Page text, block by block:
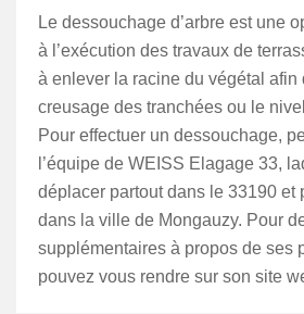
Le dessouchage d’arbre est une
à l’exécution des travaux de
à enlever la racine du végétal afin
creusage des tranchées ou le
Pour effectuer un dessouchage,
l’équipe de WEISS Elagage 33,
déplacer partout dans le 33190 et
dans la ville de Mongauzy. Pour
supplémentaires à propos de ses
pouvez vous rendre sur son site